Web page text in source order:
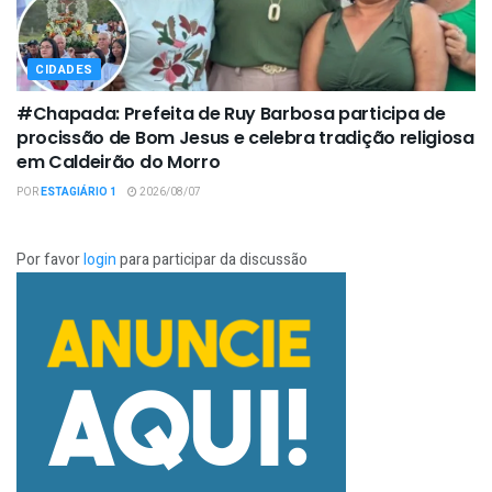
CIDADES
#Chapada: Prefeita de Ruy Barbosa participa de
procissão de Bom Jesus e celebra tradição religiosa
em Caldeirão do Morro
PORESTAGIÁRIO 1 2026/08/07
Por favorloginpara participar da discussão